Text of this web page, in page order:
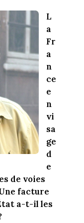
L
a
Fr
a
n
ce
e
n
vi
sa
ge
d
e
de voies
facture
a-t-il les